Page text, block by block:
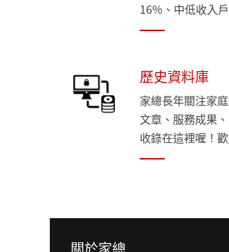
16%、中低收入
歷史資料庫
家總長年關注家
文章、服務成果
收錄在這裡喔！